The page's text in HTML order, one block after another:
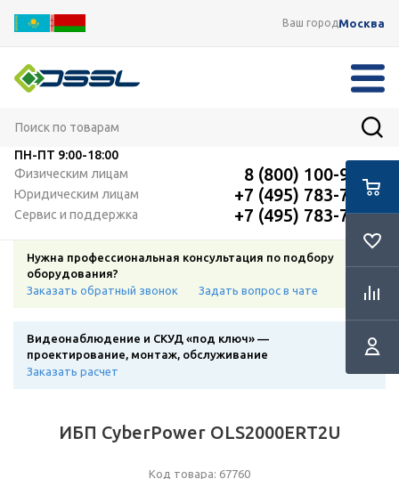
Ваш городМосква
ПН-ПТ 9:00-18:00
Физическим лицам
8 (800) 100-91-12
Юридическим лицам +7 (495) 783-72-87
Сервис и поддержка +7 (495) 783-72-87
Нужна профессиональная консультация по подбору
оборудования?
Заказать обратный звонок
Задать вопрос в чате
Видеонаблюдение и СКУД «под ключ» —
проектирование, монтаж, обслуживание
Заказать расчет
ИБП CyberPower OLS2000ERT2U
Код товара: 67760